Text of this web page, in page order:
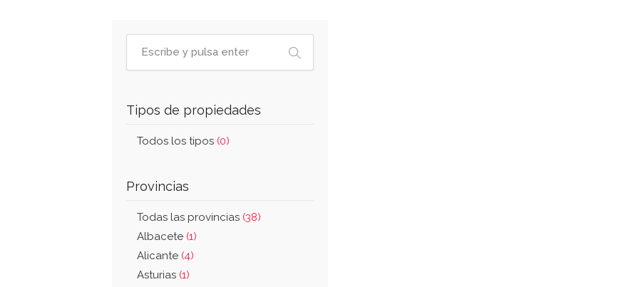
Tipos de propiedades
Todos los tipos (0)
Provincias
Todas las provincias (38)
Albacete (1)
Alicante (4)
Asturias (1)